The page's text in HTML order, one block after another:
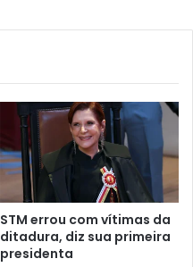
STM errou com vítimas da
ditadura, diz sua primeira
presidenta